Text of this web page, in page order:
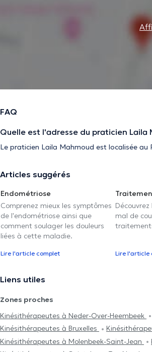
FAQ
Quelle est l'adresse du praticien Laila
Le praticien Laila Mahmoud est localisée au
Articles suggérés
Endométriose
Comprenez mieux les symptômes
de l'endométriose ainsi que
comment soulager les douleurs
liées à cette maladie.
Lire l'article complet
mal de
Lire l'article
Liens utiles
Zones proches
Kinésithérapeutes à Neder-Over-Heembeek
Kinésithérapeutes à Bruxelles
Kinésithérapeutes à Molenbeek-Saint-Jean